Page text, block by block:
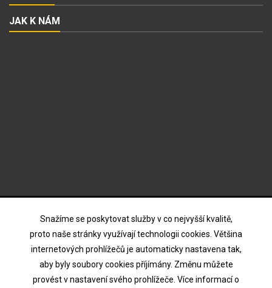
Snažíme se poskytovat služby v co nejvyšší kvalitě,
proto naše stránky využívají technologii cookies. Většina
internetových prohlížečů je automaticky nastavena tak,
aby byly soubory cookies příjímány. Změnu můžete
provést v nastavení svého prohlížeče. Více informací o
JAK K NÁM
Souhlasím s podmínkami a zásadami ochrany osobních
údajů